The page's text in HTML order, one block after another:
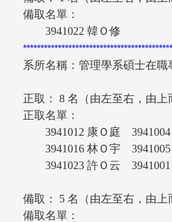
備取名單：
3941022 韓Ｏ修
系所名稱：管理學系碩士在
正取： 8 名（由左至右，由
正取名單：
3941012 康Ｏ庭
3941016 林Ｏ宇
3941023 許Ｏ云
備取： 5 名（由左至右，由
備取名單：